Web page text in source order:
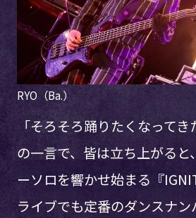
RYO（Ba.）
「そろそろ踊りたくなって
の一言で、皆は立ち上がると
ーソロを響かせ始まる『
ライブでも定番のダンスナン